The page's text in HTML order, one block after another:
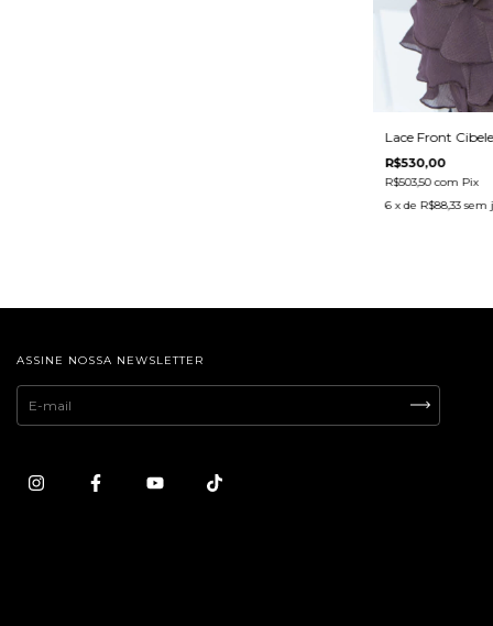
Lace Front
R$530,00
R$503,50com Pix
6 x de R$88,33 sem
ASSINE NOSSA NEWSLETTER